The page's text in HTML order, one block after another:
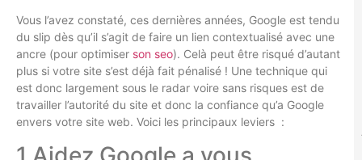
Vous l’avez constaté, ces dernières années, Google est tendu
du slip dès qu’il s’agit de faire un lien contextualisé avec une
ancre (pour optimiser son seo). Celà peut être risqué d’autant
plus si votre site s’est déjà fait pénalisé ! Une technique qui
est donc largement sous le radar voire sans risques est de
travailler l’autorité du site et donc la confiance qu’a Google
envers votre site web. Voici les principaux leviers :